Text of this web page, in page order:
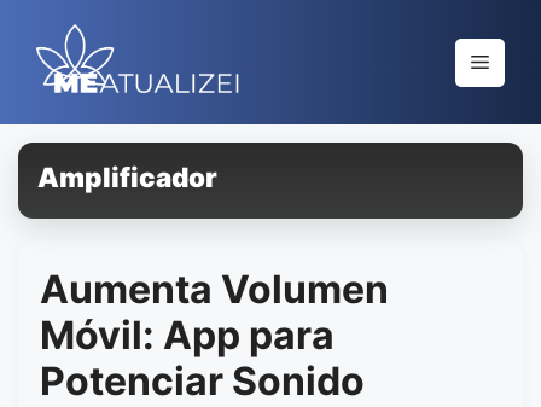
contenido
Menú
Amplificador
Aumenta Volumen
Móvil: App para
Potenciar Sonido